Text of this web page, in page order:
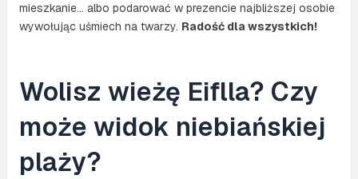
mieszkanie… albo podarować w prezencie najbliższej osobie
wywołując uśmiech na twarzy. Radość dla wszystkich!
Wolisz wieżę Eiflla? Czy
może widok niebiańskiej
plaży?